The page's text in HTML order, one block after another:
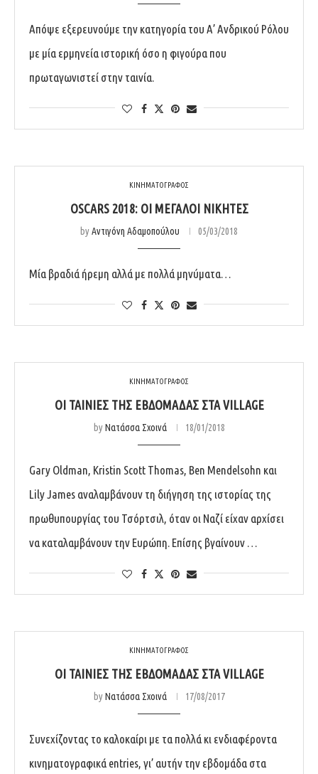
Απόψε εξερευνούμε την κατηγορία του Α’ Ανδρικού Ρόλου
με μία ερμηνεία ιστορική όσο η φιγούρα που
πρωταγωνιστεί στην ταινία.
ΚΙΝΗΜΑΤΟΓΡΑΦΟΣ
OSCARS 2018: ΟΙ ΜΕΓΆΛΟΙ ΝΙΚΗΤΈΣ
byΑντιγόνη Αδαμοπούλου 05/03/2018
Μία βραδιά ήρεμη αλλά με πολλά μηνύματα…
ΚΙΝΗΜΑΤΟΓΡΑΦΟΣ
ΟΙ ΤΑΙΝΊΕΣ ΤΗΣ ΕΒΔΟΜΆΔΑΣ ΣΤΑ VILLAGE
byΝατάσσα Σχοινά 18/01/2018
Gary Oldman, Kristin Scott Thomas, Ben Mendelsohn και
Lily James αναλαμβάνουν τη διήγηση της ιστορίας της
πρωθυπουργίας του Τσόρτσιλ, όταν οι Ναζί είχαν αρχίσει
να καταλαμβάνουν την Ευρώπη. Επίσης βγαίνουν …
ΚΙΝΗΜΑΤΟΓΡΑΦΟΣ
ΟΙ ΤΑΙΝΊΕΣ ΤΗΣ ΕΒΔΟΜΆΔΑΣ ΣΤΑ VILLAGE
byΝατάσσα Σχοινά 17/08/2017
Συνεχίζοντας το καλοκαίρι με τα πολλά κι ενδιαφέροντα
κινηματογραφικά entries, γι’ αυτήν την εβδομάδα στα